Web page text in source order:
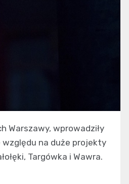
Warszawy, wprowadziły
względu na duże projekty
Targówka i Wawra.